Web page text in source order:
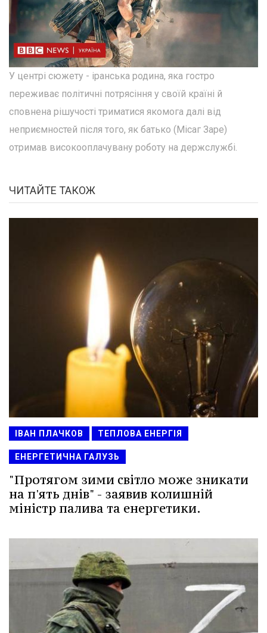
У центрі сюжету - іранська родина, яка гостро
переживає політичні потрясіння у своїй країні й
сповнена рішучості триматися якомога далі від
неприємностей після того, як батько (Місаг Заре)
отримав високооплачувану роботу на держслужбі.
ЧИТАЙТЕ ТАКОЖ
ІВАН ПЛАЧКОВ ТЕПЛОВА ЕНЕРГІЯ
ЕНЕРГЕТИЧНА ГАЛУЗЬ
"Протягом зими світло може зникати
на п'ять днів" - заявив колишній
міністр палива та енергетики.